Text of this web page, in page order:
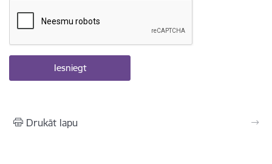
Drukāt lapu